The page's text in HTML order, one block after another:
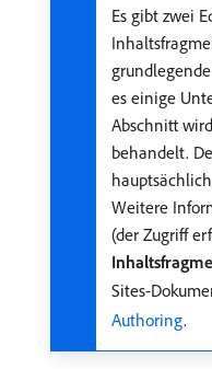
Es gibt zwei
es einige
Abschnitt
behandelt.
Weitere
(der Zugriff
Sites-
Authoring.